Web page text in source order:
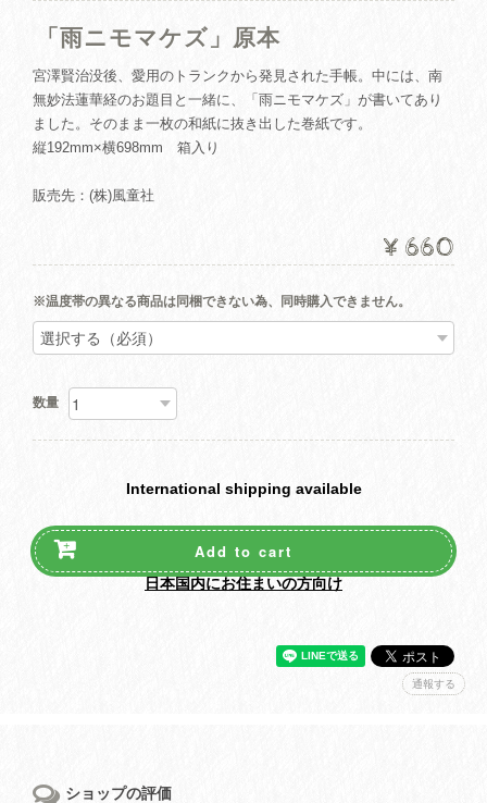
「雨ニモマケズ」原本
宮澤賢治没後、愛用のトランクから発見された手帳。中には、南
無妙法蓮華経のお題目と一緒に、「雨ニモマケズ」が書いてあり
ました。そのまま一枚の和紙に抜き出した巻紙です。
縦192mm×横698mm 箱入り
販売先：(株)風童社
¥660
※温度帯の異なる商品は同梱できない為、同時購入できません。
数量
International shipping available
Add to cart
日本国内にお住まいの方向け
通報する
ショップの評価